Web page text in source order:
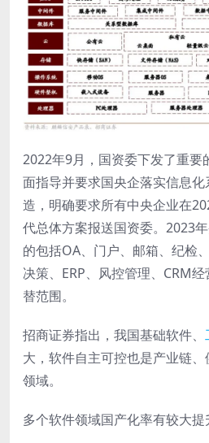
2022年9月，国资委下发了重要
面指导并要求国央企落实信息
造，明确要求所有中央企业在
代总体方案报送国资委。2023
的包括OA、门户、邮箱、纪检
决策、ERP、风控管理、CRM
替范围。
招商证券指出，我国基础软件、
大，软件自主可控也是产业链
领域。
多个软件领域国产化率有较大提